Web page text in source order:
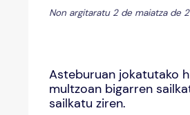
Non argitaratu 2 de maiatza de
Asteburuan jokatutako
multzoan bigarren
sailkatu ziren.